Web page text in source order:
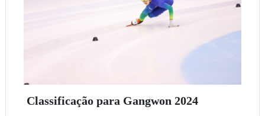
Classificação para Gangwon 2024